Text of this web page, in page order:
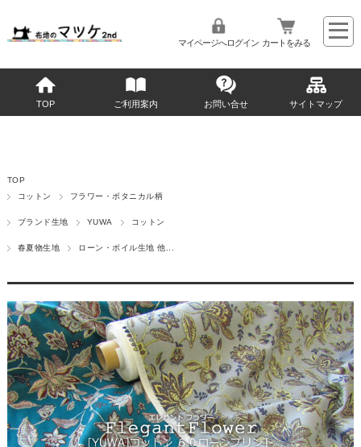
マイページへログイン カートをみる
TOP ご利用案内 お問い合せ サイトマップ
TOP
コットン
フラワー・ボタニカル柄
ブランド生地 YUWA コットン
春夏物生地 ローン・ボイル生地 他...